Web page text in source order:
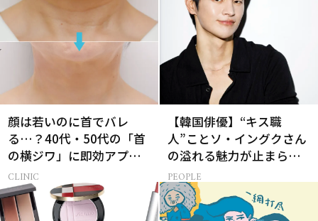
顔は若いのに首でバレ
る…？40代・50代の「首
の横ジワ」に即効アプロ
ーチする最新美容医療と
は
CLINIC
【韓国俳優】“キス職
人”ことソ・イングクさん
の溢れる魅力が止まらな
い【特別画像集】
PEOPLE